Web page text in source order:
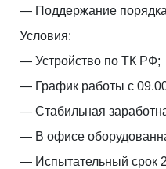
— Поддержание порядка
Условия:
— Устройство по ТК РФ;
— График работы с
— Стабильная
— В офисе
— Испытательный срок